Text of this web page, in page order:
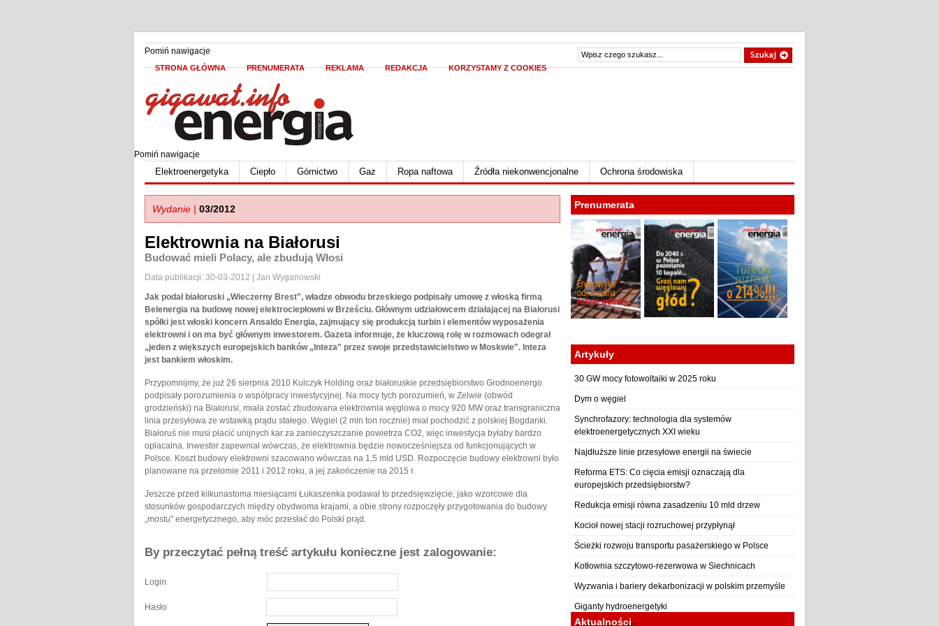
Pomiń nawigacje
STRONA GŁÓWNA PRENUMERATA REKLAMA REDAKCJA KORZYSTAMY Z COOKIES
Pomiń nawigacje
Elektroenergetyka Ciepło Górnictwo Gaz Ropa naftowa Źródła niekonwencjonalne Ochrona środowiska
Wydanie | 03/2012
Elektrownia na Białorusi
Budować mieli Polacy, ale zbudują Włosi
Data publikacji: 30-03-2012 | Jan Wyganowski
Jak podał białoruski „Wieczerny Brest", władze obwodu brzeskiego podpisały umowę z włoską firmą
Belenergia na budowę nowej elektrociepłowni w Brześciu. Głównym udziałowcem działającej na Białorusi
spółki jest włoski koncern Ansaldo Energia, zajmujący się produkcją turbin i elementów wyposażenia
elektrowni i on ma być głównym inwestorem. Gazeta informuje, że kluczową rolę w rozmowach odegrał
„jeden z większych europejskich banków „Inteza" przez swoje przedstawicielstwo w Moskwie". Inteza
jest bankiem włoskim.
Przypomnijmy, że już 26 sierpnia 2010 Kulczyk Holding oraz białoruskie przedsiębiorstwo Grodnoenergo
podpisały porozumienia o współpracy inwestycyjnej. Na mocy tych porozumień, w Zelwie (obwód
grodzieński) na Białorusi, miała zostać zbudowana elektrownia węglowa o mocy 920 MW oraz transgraniczna
linia przesyłowa ze wstawką prądu stałego. Węgiel (2 mln ton rocznie) miał pochodzić z polskiej Bogdanki.
Białoruś nie musi płacić unijnych kar za zanieczyszczanie powietrza CO2, więc inwestycja byłaby bardzo
opłacalna. Inwestor zapewniał wówczas, że elektrownia będzie nowocześniejsza od funkcjonujących w
Polsce. Koszt budowy elektrowni szacowano wówczas na 1,5 mld USD. Rozpoczęcie budowy elektrowni było
planowane na przełomie 2011 i 2012 roku, a jej zakończenie na 2015 r.
Jeszcze przed kilkunastoma miesiącami Łukaszenka podawał to przedsięwzięcie, jako wzorcowe dla
stosunków gospodarczych między obydwoma krajami, a obie strony rozpoczęły przygotowania do budowy
„mostu" energetycznego, aby móc przesłać do Polski prąd.
By przeczytać pełną treść artykułu konieczne jest zalogowanie:
Login
Hasło
Prenumerata
Artykuły
30 GW mocy fotowoltaiki w 2025 roku
Dym o węgiel
Synchrofazory: technologia dla systemów
elektroenergetycznych XXI wieku
Najdłuższe linie przesyłowe energii na świecie
Reforma ETS: Co cięcia emisji oznaczają dla
europejskich przedsiębiorstw?
Redukcja emisji równa zasadzeniu 10 mld drzew
Kocioł nowej stacji rozruchowej przypłynął
Ścieżki rozwoju transportu pasażerskiego w Polsce
Kotłownia szczytowo-rezerwowa w Siechnicach
Wyzwania i bariery dekarbonizacji w polskim przemyśle
Giganty hydroenergetyki
Aktualności